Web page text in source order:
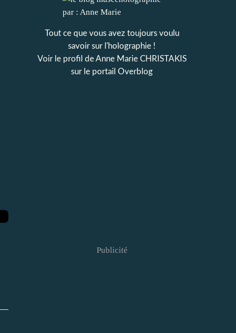
Tout ce que vous avez toujours voulu
savoir sur l'holographie !
Voir le profil deAnne Marie CHRISTAKIS
sur le portail Overblog
Publicité